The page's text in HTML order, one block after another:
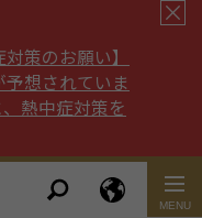
策のお願い】
想されていま
熱中症対策を